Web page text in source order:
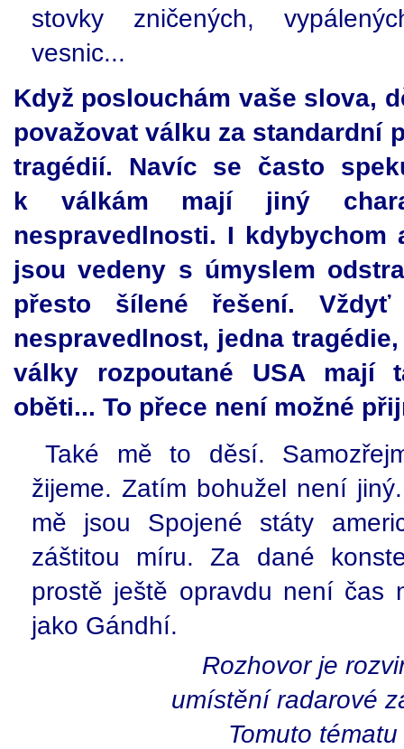
stovky zničených,
vesnic...
Když poslouchám vaše slova,
považovat válku za standardní
tragédií. Navíc se často
k válkám mají jiný
nespravedlnosti. I
jsou vedeny s úmyslem
přesto šílené řešení.
nespravedlnost, jedna
války rozpoutané USA mají
oběti... To přece není možné
Také mě to děsí.
žijeme. Zatím bohužel není
mě jsou Spojené státy
záštitou míru. Za dané
prostě ještě opravdu není čas
jako Gándhí.
Rozhovor je
umístění radarové
Tomuto